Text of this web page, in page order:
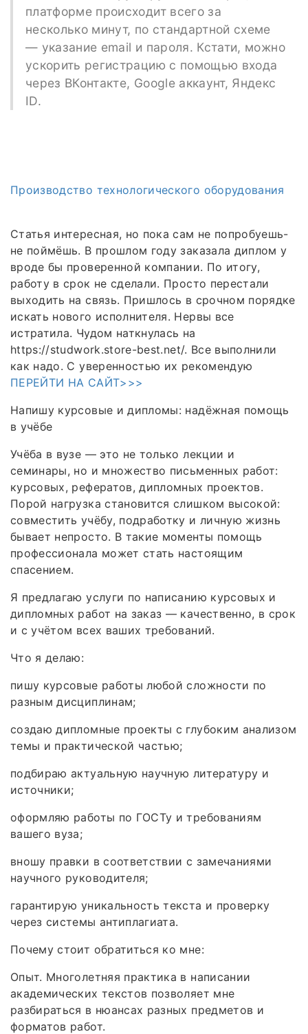
платформе происходит всего за
несколько минут, по стандартной схеме
— указание email и пароля. Кстати, можно
ускорить регистрацию с помощью входа
через ВКонтакте, Google аккаунт, Яндекс
ID.
Производство технологического оборудования
Статья интересная, но пока сам не попробуешь-
не поймёшь. В прошлом году заказала диплом у
вроде бы проверенной компании. По итогу,
работу в срок не сделали. Просто перестали
выходить на связь. Пришлось в срочном порядке
искать нового исполнителя. Нервы все
истратила. Чудом наткнулась на
https://studwork.store-best.net/. Все выполнили
как надо. С уверенностью их рекомендую
ПЕРЕЙТИ НА САЙТ>>>
Напишу курсовые и дипломы: надёжная помощь
в учёбе
Учёба в вузе — это не только лекции и
семинары, но и множество письменных работ:
курсовых, рефератов, дипломных проектов.
Порой нагрузка становится слишком высокой:
совместить учёбу, подработку и личную жизнь
бывает непросто. В такие моменты помощь
профессионала может стать настоящим
спасением.
Я предлагаю услуги по написанию курсовых и
дипломных работ на заказ — качественно, в срок
и с учётом всех ваших требований.
Что я делаю:
пишу курсовые работы любой сложности по
разным дисциплинам;
создаю дипломные проекты с глубоким анализом
темы и практической частью;
подбираю актуальную научную литературу и
источники;
оформляю работы по ГОСТу и требованиям
вашего вуза;
вношу правки в соответствии с замечаниями
научного руководителя;
гарантирую уникальность текста и проверку
через системы антиплагиата.
Почему стоит обратиться ко мне:
Опыт. Многолетняя практика в написании
академических текстов позволяет мне
разбираться в нюансах разных предметов и
форматов работ.